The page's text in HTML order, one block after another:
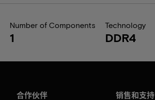
Number of Components
1
Technology
DDR4
合作伙伴 销售和支持